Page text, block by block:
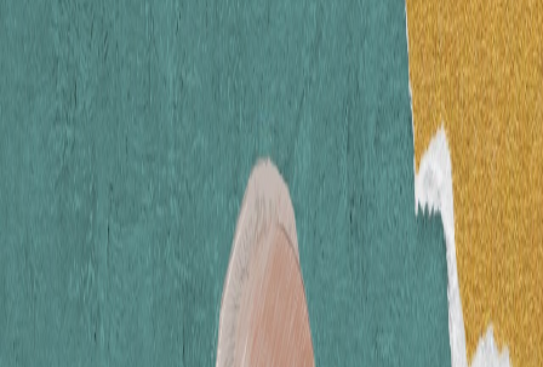
Iqtishodia
Sastra
Literasi Umat